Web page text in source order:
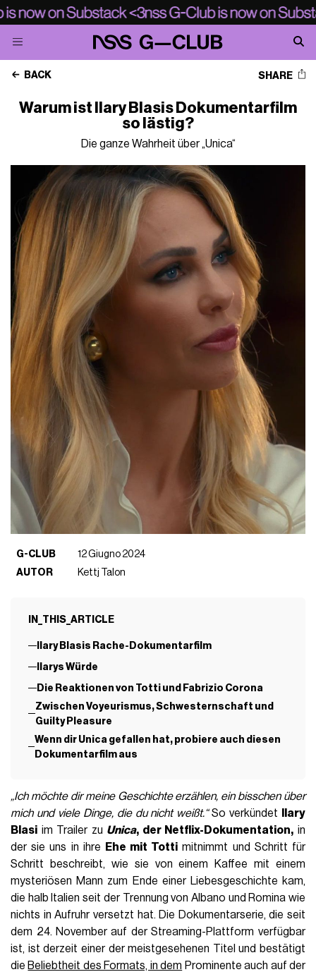
BACK SHARE
Warum ist Ilary Blasis Dokumentarfilm
so lästig?
Die ganze Wahrheit über „Unica“
G-CLUB
12 Giugno 2024
AUTOR
Kettj Talon
IN_THIS_ARTICLE
Ilary Blasis Rache-Dokumentarfilm
Ilarys Würde
Die Reaktionen von Totti und Fabrizio Corona
Zwischen Voyeurismus, Schwesternschaft und
Guilty Pleasure
Wenn dir Unica gefallen hat, probiere auch diesen
Dokumentarfilm aus
„Ich möchte dir meine Geschichte erzählen, ein bisschen über
mich und viele Dinge, die du nicht weißt.“So verkündet
Ilary
Blasi im Trailer zu Unica, der Netflix-Dokumentation, in
der sie uns in ihre
Ehe mit Totti mitnimmt und Schritt für
Schritt beschreibt, wie sie von einem Kaffee mit einem
mysteriösen Mann zum Ende einer Liebesgeschichte kam,
die halb Italien seit der Trennung von Albano und Romina wie
nichts in Aufruhr versetzt hat. Die Dokumentarserie, die seit
dem 24. November auf der Streaming-Plattform verfügbar
ist, ist derzeit einer der meistgesehenen Titel und bestätigt
die Beliebtheit des Formats, in dem Prominente auch auf der